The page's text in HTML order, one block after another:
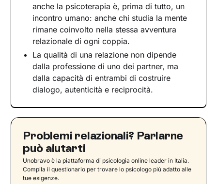
anche la psicoterapia è, prima di tutto, un
incontro umano: anche chi studia la mente
rimane coinvolto nella stessa avventura
relazionale di ogni coppia.
La qualità di una relazione non dipende
dalla professione di uno dei partner, ma
dalla capacità di entrambi di costruire
dialogo, autenticità e reciprocità.
Problemi relazionali? Parlarne
può aiutarti
Unobravo è la piattaforma di psicologia online leader in Italia.
Compila il questionario per trovare lo psicologo più adatto alle
tue esigenze.